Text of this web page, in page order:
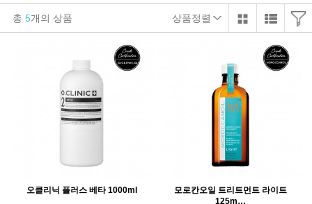
총 5개의 상품 상품정렬
오클리닉 플러스 베타 1000ml
모로칸오일 트리트먼트 라이트
125m…